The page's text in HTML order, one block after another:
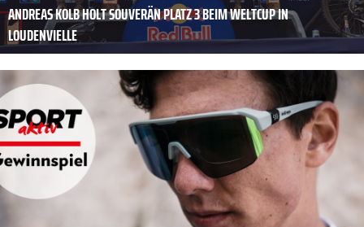
ANDREAS KOLB HOLT SOUVERÄN PLATZ 3 BEIM WELTCUP IN
LOUDENVIELLE